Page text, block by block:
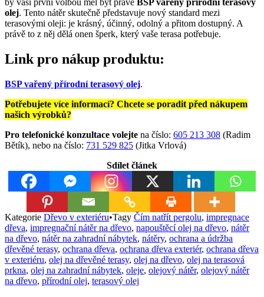
by vaší první volbou měl být právě BSP vařený přírodní terasový
olej. Tento nátěr skutečně představuje nový standard mezi
terasovými oleji: je krásný, účinný, odolný a přitom dostupný. A
právě to z něj dělá onen šperk, který vaše terasa potřebuje.
Link pro nákup produktu:
BSP vařený přírodní terasový olej.
Potřebujete více informací? Chcete se poradit před nákupem
našich výrobků?
Pro telefonické konzultace volejte na číslo: 605 213 308 (Radim
Bětík), nebo na číslo: 731 529 825 (Jitka Vrlová)
Sdílet článek
Kategorie Dřevo v exteriéru•Tagy Čím natřít pergolu, impregnace
dřeva, impregnační nátěr na dřevo, napouštěcí olej na dřevo, nátěr
na dřevo, nátěr na zahradní nábytek, nátěry, ochrana a údržba
dřevěné terasy, ochrana dřeva, ochrana dřeva exteriér, ochrana dřeva
v exteriéru, olej na dřevěné terasy, olej na dřevo, olej na terasová
prkna, olej na zahradní nábytek, oleje, olejový nátěr, olejový nátěr
na dřevo, přírodní olej, terasový olej